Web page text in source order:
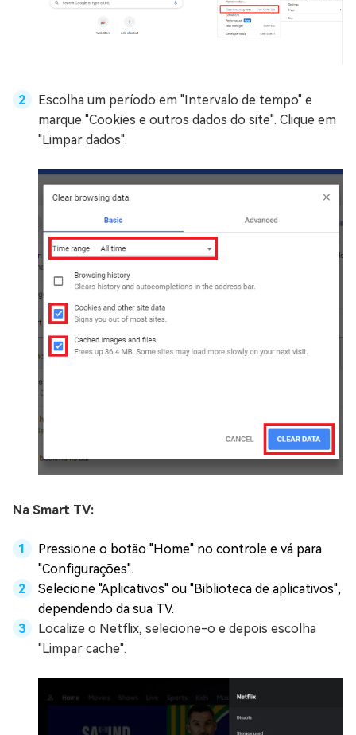
Escolha um período em "Intervalo de tempo" e
marque "Cookies e outros dados do site". Clique em
"Limpar dados".
Na Smart TV:
Pressione o botão "Home" no controle e vá para
"Configurações".
Selecione "Aplicativos" ou "Biblioteca de aplicativos",
dependendo da sua TV.
Localize o Netflix, selecione-o e depois escolha
"Limpar cache".